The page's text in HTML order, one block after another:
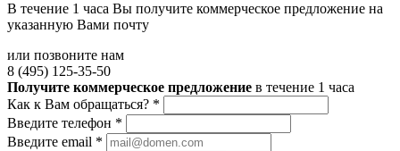
В течение 1 часа Вы получите коммерческое предложение на
указанную Вами почту
или позвоните нам
8 (495) 125-35-50
Получите коммерческое предложение в течение 1 часа
Как к Вам обращаться? *
Введите телефон *
Введите email *